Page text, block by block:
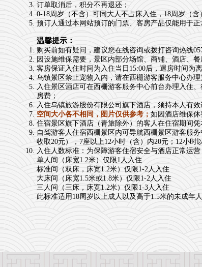
订单取消后，积分不再退还；
0-18周岁（不含）可同大人不占床入住，18周岁（
预订人通过本网站预订的门票、客房产品仅能用于
温馨提示：
购买前如有疑问，建议您在线咨询或拨打咨询热线
因设施维保需要，景区内部分场馆、商铺、酒店、
客房保证入住时间为入住当日15:00后，退房时间为离
乌镇景区禁止宠物入内，请在西栅游客服务中心办理
入住景区酒店可在西栅游客服务中心前台办理入住
房费；
入住乌镇旅游股份有限公司旗下酒店，须持本人有
空间大小各不相同，图片仅供参考； 如因酒店维保
住宿景区旗下酒店（青旅除外）的客人在住宿期间
自驾游客人住宿西栅景区内可导航西栅景区游客服
收取20元），7座以上12小时（含）内20元；12小时
入住人数标准：为保障游客住宿安全与酒店正常运
单人间（床宽1.2米）仅限1人入住
标准间（双床，床宽1.2米）仅限1-2人入住
大床间（床宽1.5米或1.8米）仅限1-2人入住
三人间（三床，床宽1.2米）仅限1-3人入住
此标准适用18周岁以上成人以及高于1.5米的未成年